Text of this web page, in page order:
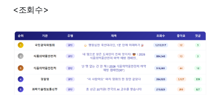
<조회수>